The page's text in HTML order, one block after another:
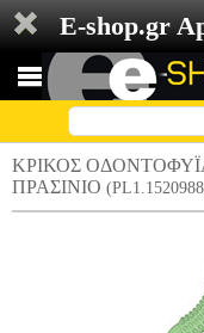
E-shop.gr
ΚΡΙΚΟΣ
ΠΡΑΣΙΝΙΟ